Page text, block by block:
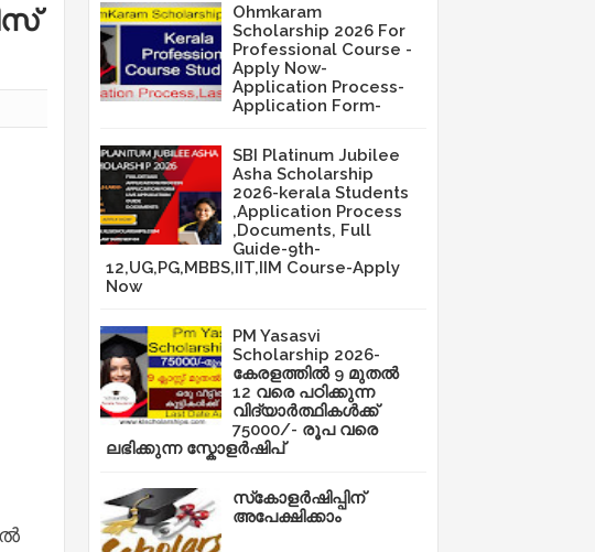
Ohmkaram
Scholarship 2026 For
Professional Course -
Apply Now-
Application Process-
Application Form-
SBI Platinum Jubilee
Asha Scholarship
2026-kerala Students
,Application Process
,Documents, Full
Guide-9th-
12,UG,PG,MBBS,IIT,IIM Course-Apply
Now
PM Yasasvi
Scholarship 2026-
കേരളത്തിൽ 9 മുതൽ
12 വരെ പഠിക്കുന്ന
വിദ്യാർത്ഥികൾക്ക്
75000/- രൂപ വരെ
ലഭിക്കുന്ന സ്കോളർഷിപ്
സ്‌കോളർഷിപ്പിന്
അപേക്ഷിക്കാം